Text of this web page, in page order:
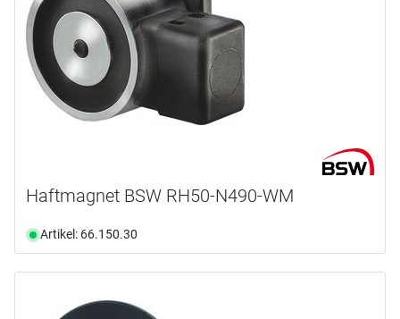
Haftmagnet BSW RH50-N490-WM
Artikel: 66.150.30